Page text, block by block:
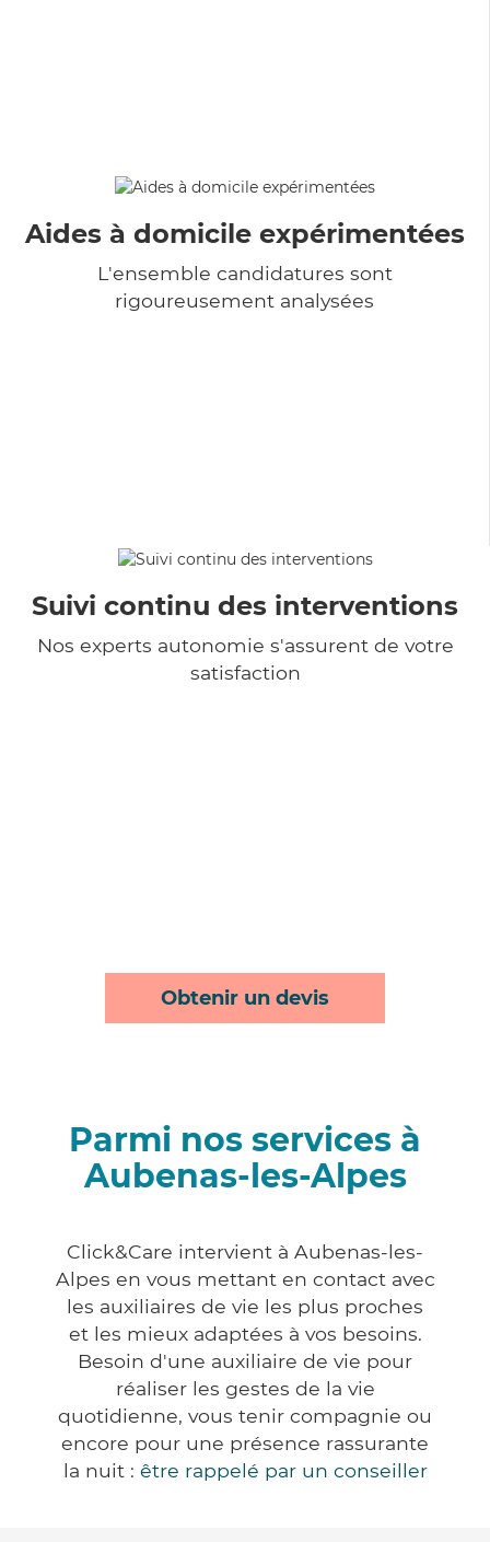
Aides à domicile expérimentées
L'ensemble candidatures sont
rigoureusement analysées
Suivi continu des interventions
Nos experts autonomie s'assurent de votre
satisfaction
Obtenir un devis
Parmi nos services à
Aubenas-les-Alpes
Click&Care intervient à Aubenas-les-
Alpes en vous mettant en contact avec
les auxiliaires de vie les plus proches
et les mieux adaptées à vos besoins.
Besoin d'une auxiliaire de vie pour
réaliser les gestes de la vie
quotidienne, vous tenir compagnie ou
encore pour une présence rassurante
la nuit : être rappelé par un conseiller